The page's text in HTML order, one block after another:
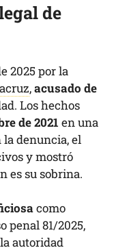
de
2025 por la
,acusado de
Los hechos
de 2021 en una
la denuncia, el
y mostró
es su sobrina.
como
penal 81/2025,
autoridad